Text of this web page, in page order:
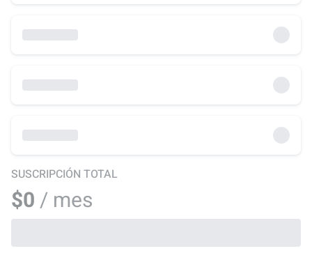
SUSCRIPCIÓN TOTAL
$0/ mes